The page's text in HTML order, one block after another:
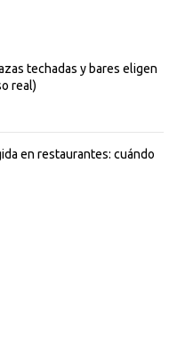
techadas y bares eligen
real)
en restaurantes: cuándo